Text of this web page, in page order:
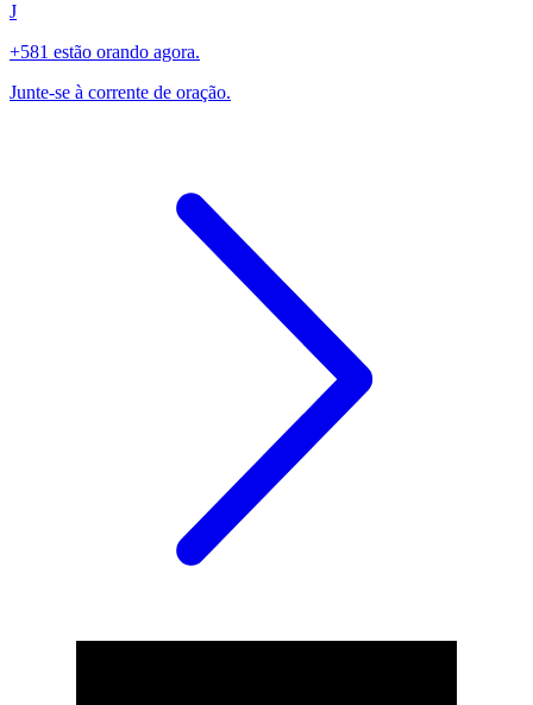
J
+581 estão orando agora.
Junte-se à corrente de oração.